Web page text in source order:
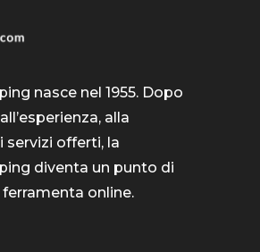
nasce nel 1955. Dopo
alla
servizi offerti, la
diventa un punto di
ferramenta online.